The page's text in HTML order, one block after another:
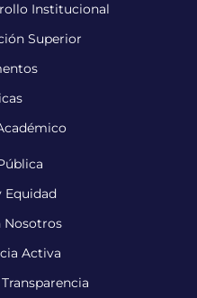
Institucional
Superior
Equidad
Nosotros
Activa